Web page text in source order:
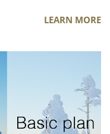
LEARN MORE